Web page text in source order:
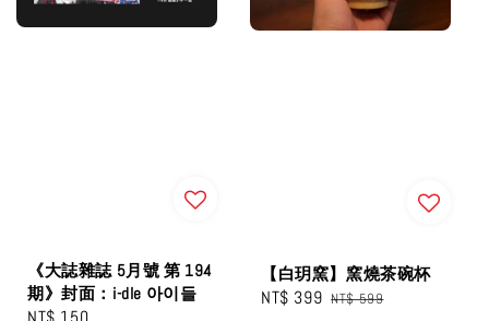
《大誌雜誌 5月號 第 194
期》封面：i-dle 아이들
【白玥窯】窯燒茶碗杯
Sale
NT$ 399 Regular
NT$ 599